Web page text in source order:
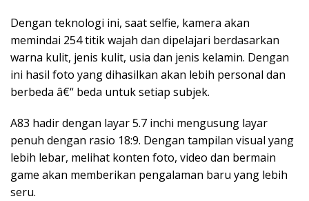
Dengan teknologi ini, saat selfie, kamera akan
memindai 254 titik wajah dan dipelajari berdasarkan
warna kulit, jenis kulit, usia dan jenis kelamin. Dengan
ini hasil foto yang dihasilkan akan lebih personal dan
berbeda â€“ beda untuk setiap subjek.
A83 hadir dengan layar 5.7 inchi mengusung layar
penuh dengan rasio 18:9. Dengan tampilan visual yang
lebih lebar, melihat konten foto, video dan bermain
game akan memberikan pengalaman baru yang lebih
seru.